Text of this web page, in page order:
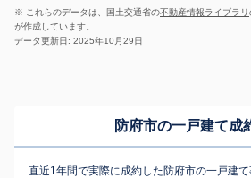
※ これらのデータは、国土交通省の不動産情報ライブラリ
が作成しています。
データ更新日: 2025年10月29日
防府市の一戸建て成
直近1年間で実際に成約した防府市の一戸建